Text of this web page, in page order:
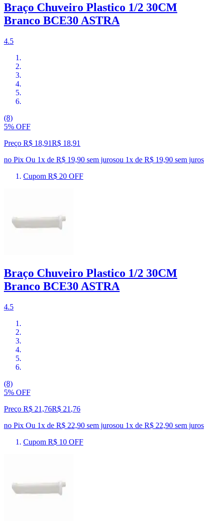
Braço Chuveiro Plastico 1/2 30CM
Branco BCE30 ASTRA
4.5
(8)
5% OFF
Preço R$ 18,91R$ 18,91
no Pix Ou 1x de R$ 19,90 sem jurosou 1x de R$ 19,90 sem juros
Cupom R$ 20 OFF
Braço Chuveiro Plastico 1/2 30CM
Branco BCE30 ASTRA
4.5
(8)
5% OFF
Preço R$ 21,76R$ 21 ,76
no Pix Ou 1x de R$ 22,90 sem jurosou 1x de R$ 22,90 sem juros
Cupom R$ 10 OFF